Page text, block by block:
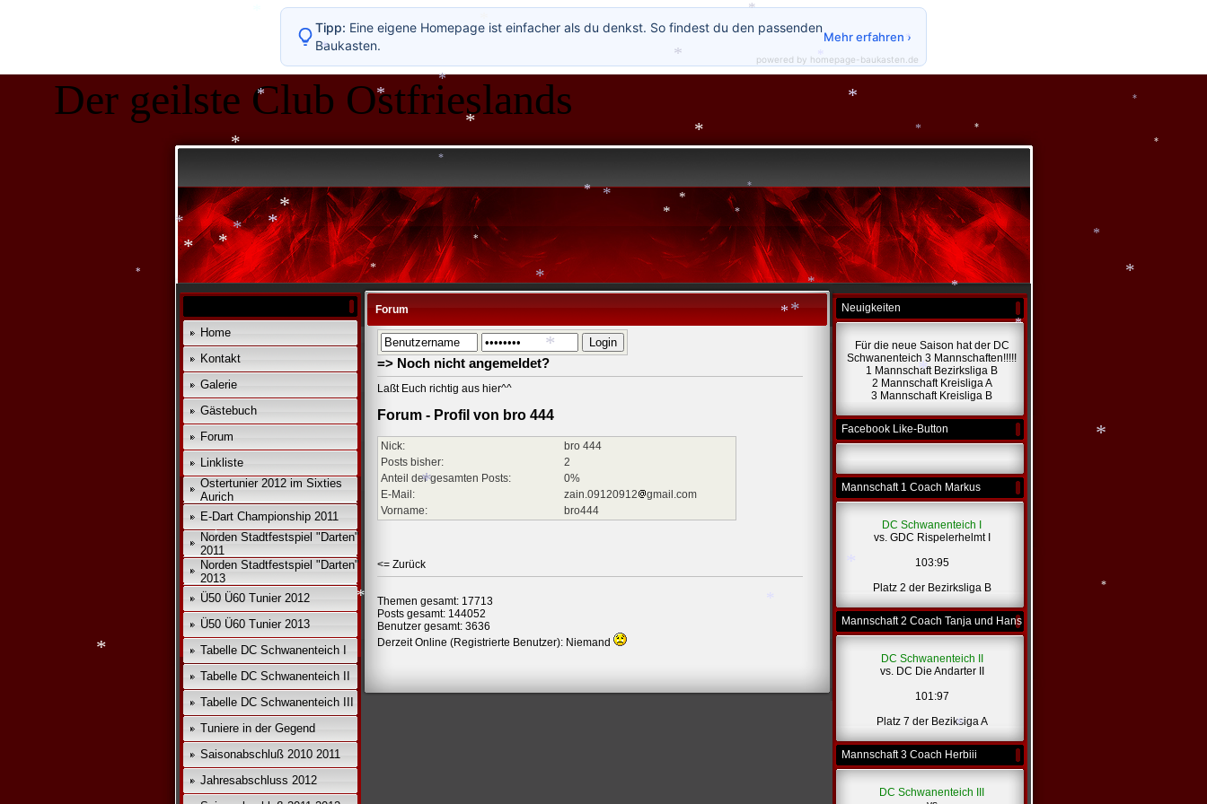
Der geilste Club Ostfrieslands
Home
Kontakt
Galerie
Gästebuch
Forum
Linkliste
Ostertunier 2012 im Sixties
Aurich
E-Dart Championship 2011
Norden Stadtfestspiel "Darten"
2011
Norden Stadtfestspiel "Darten"
2013
Ü50 Ü60 Tunier 2012
Ü50 Ü60 Tunier 2013
Tabelle DC Schwanenteich I
Tabelle DC Schwanenteich II
Tabelle DC Schwanenteich III
Tuniere in der Gegend
Saisonabschluß 2010 2011
Jahresabschluss 2012
Forum
=> Noch nicht angemeldet?
Laßt Euch richtig aus hier^^
Forum - Profil von bro 444
Nick:
bro 444
Posts bisher:
2
Anteil der gesamten Posts:
0%
E-Mail:
zain.09120912
gmail.com
Vorname:
bro444
<= Zurück
Themen gesamt: 17713
Posts gesamt: 144052
Benutzer gesamt: 3636
Derzeit Online (Registrierte Benutzer): Niemand
Neuigkeiten
Für die neue Saison hat der DC
Schwanenteich 3 Mannschaften!!!!!
1 Mannschaft Bezirksliga B
2 Mannschaft Kreisliga A
3 Mannschaft Kreisliga B
Facebook Like-Button
Mannschaft 1 Coach Markus
DC Schwanenteich I
vs. GDC Rispelerhelmt I
103:95
Platz 2 der Bezirksliga B
Mannschaft 2 Coach Tanja und Hans
DC Schwanenteich II
vs. DC Die Andarter II
101:97
Platz 7 der Beziksiga A
Mannschaft 3 Coach Herbiii
DC Schwanenteich III
Tipp: Eine eigene Homepage ist einfacher als du denkst. So findest du den passenden
Baukasten.
Mehr erfahren ›
powered by homepage-baukasten.de
*
*
*
*
*
*
* *
*
*
*
*
*
*
*
*
*
*
*
*
*
*
*
*
*
*
*
*